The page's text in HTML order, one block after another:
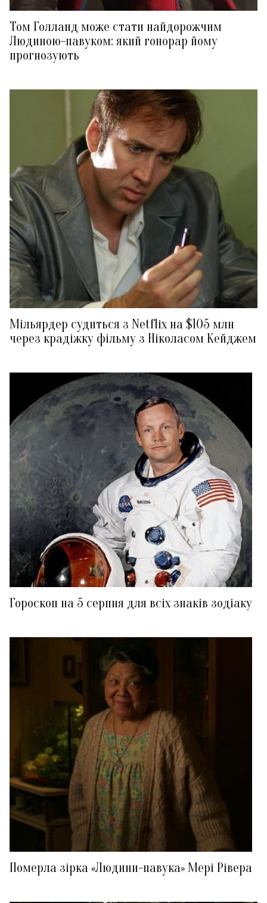
Том Голланд може стати найдорожчим
Людиною-павуком: який гонорар йому
прогнозують
Мільярдер судиться з Netflix на $105 млн
через крадіжку фільму з Ніколасом Кейджем
Гороскоп на 5 серпня для всіх знаків зодіаку
Померла зірка «Людини-павука» Мері Рівера